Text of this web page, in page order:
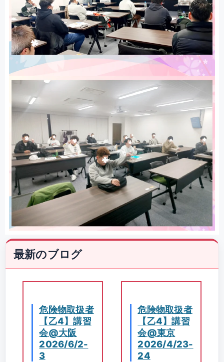
最新のブログ
危険物取扱者
【乙4】講習
会@大阪
2026/6/2-
3
危険物取扱者
【乙4】講習
会@東京
2026/4/23-
24